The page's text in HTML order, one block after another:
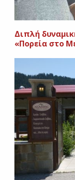
Διπλή
«Πορεία στο